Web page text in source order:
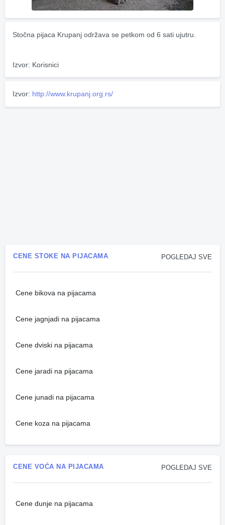
Stočna pijaca Krupanj održava se petkom od 6 sati ujutru.
Izvor: Korisnici
Izvor: http://www.krupanj.org.rs/
POGLEDAJ SVE
CENE STOKE NA PIJACAMA
Cene bikova na pijacama
Cene jagnjadi na pijacama
Cene dviski na pijacama
Cene jaradi na pijacama
Cene junadi na pijacama
Cene koza na pijacama
POGLEDAJ SVE
CENE VOĆA NA PIJACAMA
Cene dunje na pijacama